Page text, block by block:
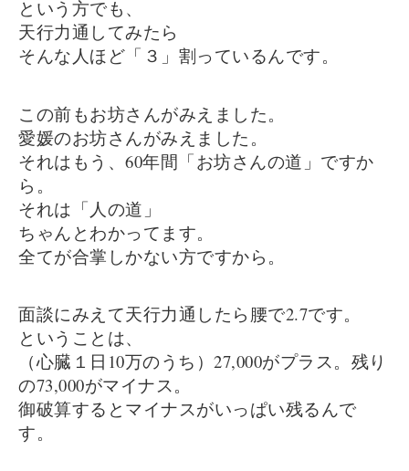
という方でも、
天行力通してみたら
そんな人ほど「３」割っているんです。
この前もお坊さんがみえました。
愛媛のお坊さんがみえました。
それはもう、60年間「お坊さんの道」ですか
ら。
それは「人の道」
ちゃんとわかってます。
全てが合掌しかない方ですから。
面談にみえて天行力通したら腰で2.7です。
ということは、
（心臓１日10万のうち）27,000がプラス。残り
の73,000がマイナス。
御破算するとマイナスがいっぱい残るんで
す。